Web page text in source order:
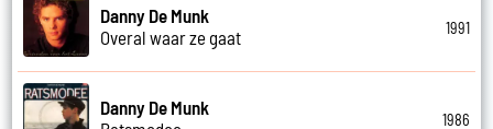
Danny De Munk
Overal waar ze gaat
1991
Danny De Munk
1986